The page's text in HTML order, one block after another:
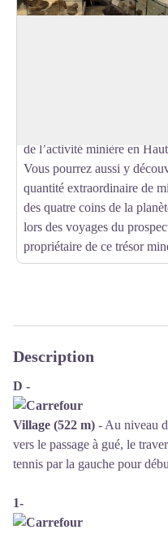
de l’activité minière en
Vous pourrez aussi y
quantité extraordinaire de
des quatre coins de la
lors des voyages du
propriétaire de ce trésor
Description
D -
Village (522 m) - Au niveau
vers le passage à gué, le
tennis par la gauche pour
1-